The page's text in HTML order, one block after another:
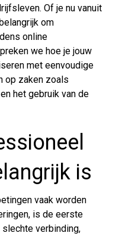
Of je nu vanuit
om
online
we hoe je jouw
met eenvoudige
op zaken zoals
het gebruik van de
is
vaak worden
is de eerste
slechte verbinding,